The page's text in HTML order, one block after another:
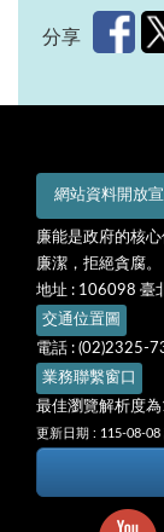
分享
網站資料開放
廉能是政府的核
廉潔，拒絕貪腐。
地址 : 106098 臺
交通位置圖
電話 : (02)2325-
業務聯繫窗口
最佳瀏覽解析度
更新日期 : 115-08-08